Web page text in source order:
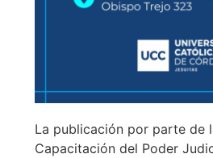
La publicación por parte de
Capacitación del Poder